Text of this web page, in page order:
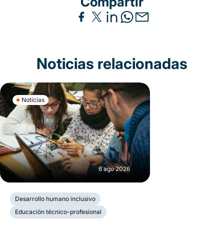
Noticias relacionadas
Noticias
6 ago 2026
Desarrollo humano inclusivo
Educación técnico-profesional